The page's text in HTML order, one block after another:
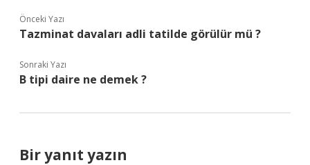
Önceki Yazı
Tazminat davaları adli tatilde görülür mü ?
Sonraki Yazı
B tipi daire ne demek ?
Bir yanıt yazın